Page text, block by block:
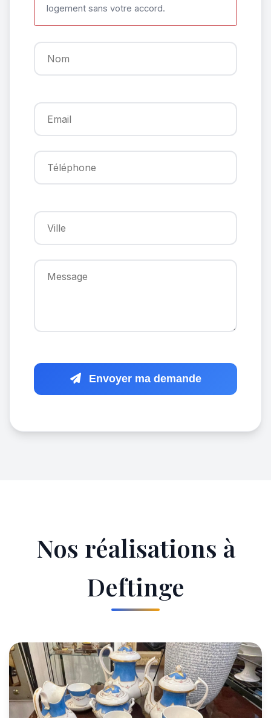
logement sans votre accord.
Envoyer ma demande
Nos réalisations à
Deftinge